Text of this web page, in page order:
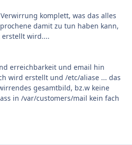
komplett, was das alles
damit zu tun haben kann,
wird....
erreichbarkeit und email hin
wird erstellt und /etc/aliase ... das
gesamtbild, bz.w keine
in /var/customers/mail kein fach